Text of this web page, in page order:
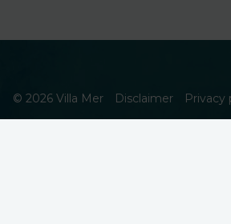
© 2026 Villa Mer Disclaimer Privacy